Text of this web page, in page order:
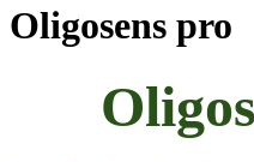
Oligosens pro